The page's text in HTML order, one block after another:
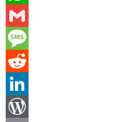
WhatsApp
Gmail
Message
Reddit
LinkedIn